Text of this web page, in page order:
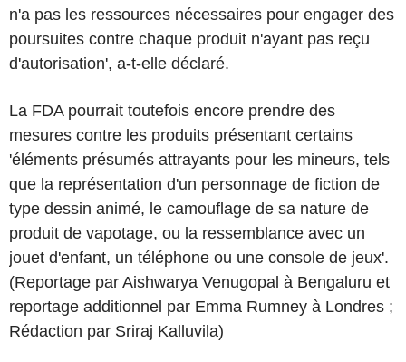
n'a pas les ressources nécessaires pour engager des
poursuites contre chaque produit n'ayant pas reçu
d'autorisation', a-t-elle déclaré.
La FDA pourrait toutefois encore prendre des
mesures contre les produits présentant certains
'éléments présumés attrayants pour les mineurs, tels
que la représentation d'un personnage de fiction de
type dessin animé, le camouflage de sa nature de
produit de vapotage, ou la ressemblance avec un
jouet d'enfant, un téléphone ou une console de jeux'.
(Reportage par Aishwarya Venugopal à Bengaluru et
reportage additionnel par Emma Rumney à Londres ;
Rédaction par Sriraj Kalluvila)